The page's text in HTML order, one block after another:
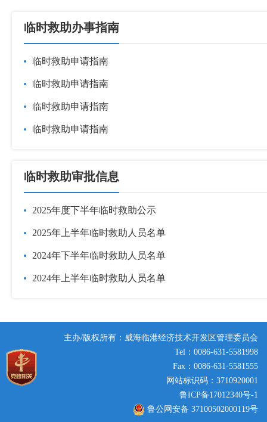
临时救助办事指南
临时救助申请指南
临时救助申请指南
临时救助申请指南
临时救助申请指南
临时救助审批信息
2025年度下半年临时救助公示
2025年上半年临时救助人员名单
2024年下半年临时救助人员名单
2024年上半年临时救助人员名单
主办/版权所有：威海临港经济技术开发区管理委员会
Tel：0086-631-5581998
Fax：0086-631-5581555
网站标识码：3710920001
鲁ICP备17012340号-1
鲁公网安备 37100502000119号